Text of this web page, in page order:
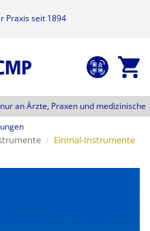
Praxis seit 1894
an Ärzte, Praxen und medizinische
/ Einmal-Instrumente